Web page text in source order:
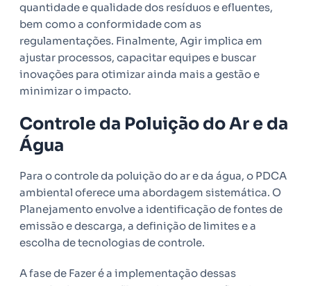
quantidade e qualidade dos resíduos e efluentes,
bem como a conformidade com as
regulamentações. Finalmente, Agir implica em
ajustar processos, capacitar equipes e buscar
inovações para otimizar ainda mais a gestão e
minimizar o impacto.
Controle da Poluição do Ar e da
Água
Para o controle da poluição do ar e da água, o PDCA
ambiental oferece uma abordagem sistemática. O
Planejamento envolve a identificação de fontes de
emissão e descarga, a definição de limites e a
escolha de tecnologias de controle.
A fase de Fazer é a implementação dessas